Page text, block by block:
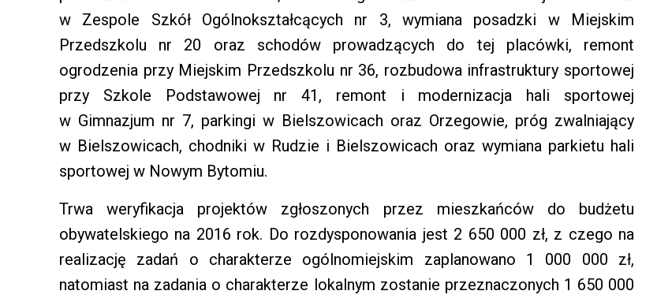
w Zespole Szkół Ogólnokształcących nr 3, wymiana posadzki w Miejskim
Przedszkolu nr 20 oraz schodów prowadzących do tej placówki, remont
ogrodzenia przy Miejskim Przedszkolu nr 36, rozbudowa infrastruktury sportowej
przy Szkole Podstawowej nr 41, remont i modernizacja hali sportowej
w Gimnazjum nr 7, parkingi w Bielszowicach oraz Orzegowie, próg zwalniający
w Bielszowicach, chodniki w Rudzie i Bielszowicach oraz wymiana parkietu hali
sportowej w Nowym Bytomiu.
Trwa weryfikacja projektów zgłoszonych przez mieszkańców do budżetu
obywatelskiego na 2016 rok. Do rozdysponowania jest 2 650 000 zł, z czego na
realizację zadań o charakterze ogólnomiejskim zaplanowano 1 000 000 zł,
natomiast na zadania o charakterze lokalnym zostanie przeznaczonych 1 650 000